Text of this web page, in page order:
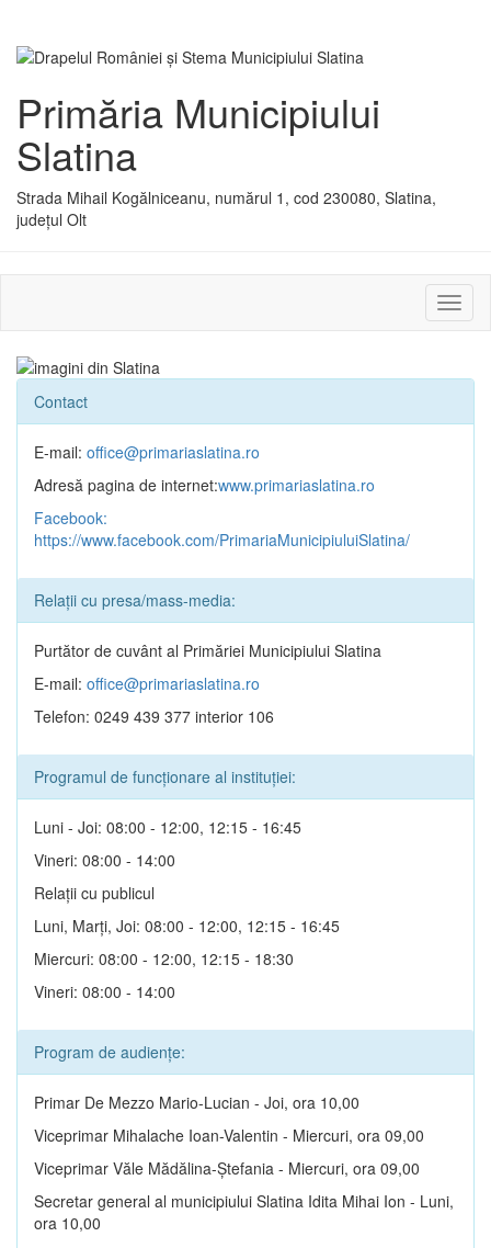
Primăria Municipiului
Slatina
Strada Mihail Kogălniceanu, numărul 1, cod 230080, Slatina,
județul Olt
sau
Contact
E-mail: office@primariaslatina.ro
Adresă pagina de internet:www.primariaslatina.ro
Facebook:
https://www.facebook.com/PrimariaMunicipiuluiSlatina/
Relații cu presa/mass-media:
Purtător de cuvânt al Primăriei Municipiului Slatina
E-mail: office@primariaslatina.ro
Telefon: 0249 439 377 interior 106
Programul de funcționare al instituției:
Luni - Joi: 08:00 - 12:00, 12:15 - 16:45
Vineri: 08:00 - 14:00
Relații cu publicul
Luni, Marți, Joi: 08:00 - 12:00, 12:15 - 16:45
Miercuri: 08:00 - 12:00, 12:15 - 18:30
Vineri: 08:00 - 14:00
Program de audiențe:
Primar De Mezzo Mario-Lucian - Joi, ora 10,00
Viceprimar Mihalache Ioan-Valentin - Miercuri, ora 09,00
Viceprimar Văle Mădălina-Ștefania - Miercuri, ora 09,00
Secretar general al municipiului Slatina Idita Mihai Ion - Luni,
ora 10,00